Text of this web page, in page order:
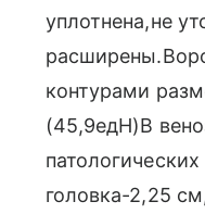
уплотнена,не
контурами
(45,9едН)В
головка-2,25